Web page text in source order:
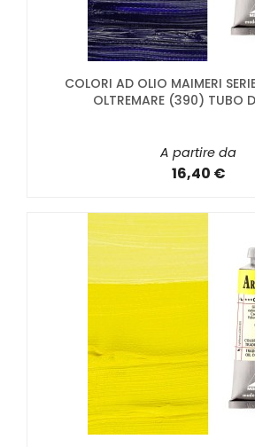
COLORI AD OLIO MAIMERI
OLTREMARE (390) TUBO
A partire da
16,40 €